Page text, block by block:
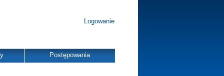
Logowanie
Postępowania